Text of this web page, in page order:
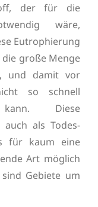
der für die
wäre,
Eutrophierung
große Menge
und damit vor
so schnell
Diese
als Todes-
für kaum eine
Art möglich
Gebiete um